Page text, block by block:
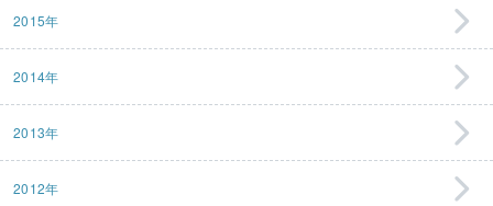
2015年
2014年
2013年
2012年